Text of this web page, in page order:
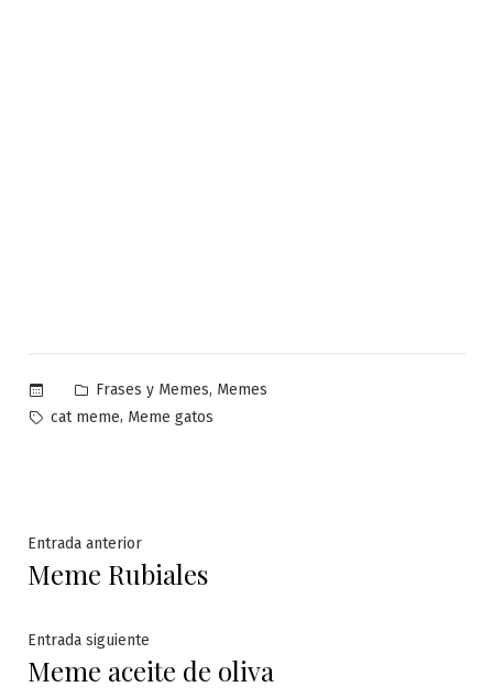
Publicado
en
Frases y Memes, Memes
Etiquetas:
cat meme, Meme gatos
Navegación
de
entradas
Entrada anteriorEntrada
anterior:
Meme Rubiales
Entrada siguiente
siguiente:
Meme aceite de oliva